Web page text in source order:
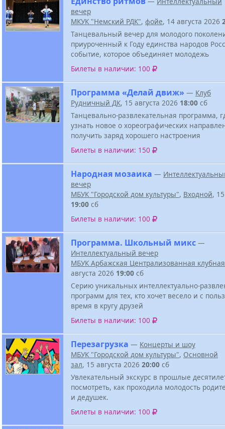
вечер
МКУК "Немский РДК", фойе, 14 августа 2026
Танцевальный вечер для молодого
приуроченный к Году единства народов
событие, которое объединяет молодежь
Билеты в наличии: 100
Программа «Делай движ» — Клуб
Рудничный ДК, 15 августа 2026 18:00 сб
Танцевально-развлекательная программа,
узнать новое о хореографических
получить заряд хорошего настроения
Билеты в наличии: 150
Народная мозаика —
вечер
МБУК "Городской дом культуры", Входной,
19:00 сб
Билеты в наличии: 100
Программа. Школьный микс —
Интеллектуальный вечер
МБУК Арбажская Централизованная
августа 2026 19:00 сб
Серию уникальных интеллектуально-
программ для тех, кто хочет весело и с
время в кругу друзей
Билеты в наличии: 100
Перезагрузка — Концерты и шоу
МБУК "Городской дом культуры", Основной
зал, 15 августа 2026 20:00 сб
Увлекательный экскурс в прошлые
посмотреть, как проходила молодость
и дедушек.
Билеты в наличии: 100